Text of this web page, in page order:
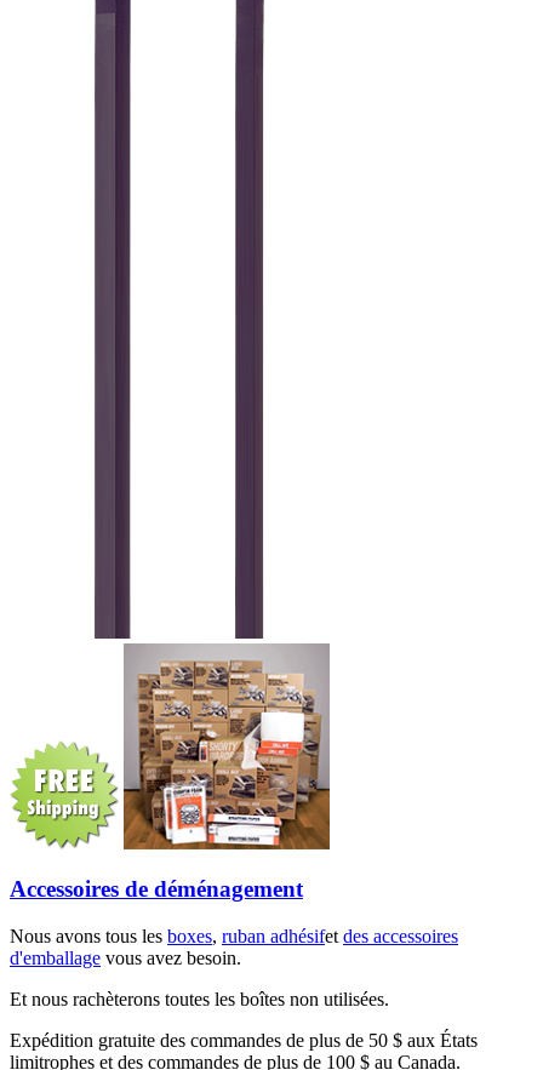
Accessoires de déménagement
Nous avons tous les boxes, ruban adhésifet des accessoires
d'emballage vous avez besoin.
Et nous rachèterons toutes les boîtes non utilisées.
Expédition gratuite des commandes de plus de 50 $ aux États
limitrophes et des commandes de plus de 100 $ au Canada.